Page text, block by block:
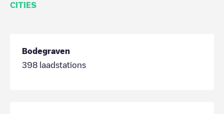
CITIES
Bodegraven
398 laadstations